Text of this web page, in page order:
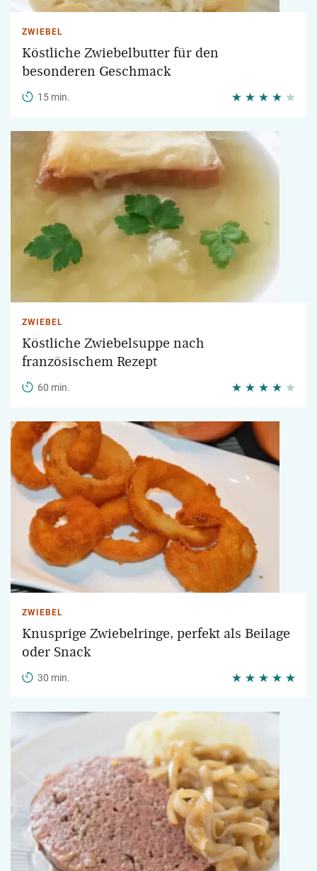
ZWIEBEL
Köstliche Zwiebelbutter für den
besonderen Geschmack
15 min.
ZWIEBEL
Köstliche Zwiebelsuppe nach
französischem Rezept
60 min.
ZWIEBEL
Knusprige Zwiebelringe, perfekt als Beilage
oder Snack
30 min.